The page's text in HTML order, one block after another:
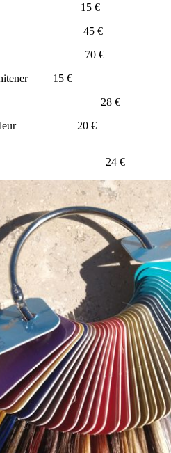
15 €
de 45 €
de 70 €
whitener 15 €
28 €
couleur 20 €
24 €